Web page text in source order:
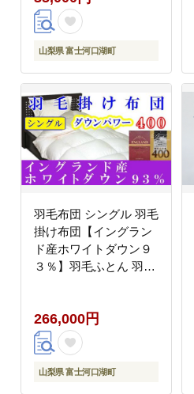
山梨県 富士河口湖町
羽毛布団 シングル 羽毛
掛け布団【イングラン
ド産ホワイトダウン９
３％】羽毛ふとん 羽毛
本掛け羽毛掛け布団 寝
具 冬用 羽毛布団
FAG075
266,000円
山梨県 富士河口湖町